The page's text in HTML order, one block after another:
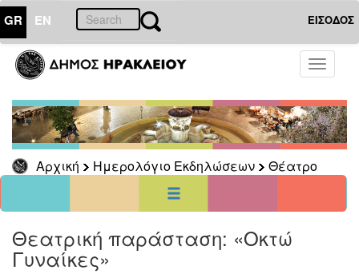
GR EN ΕΙΣΟΔΟΣ
Toggle
Αρχική Ημερολόγιο Εκδηλώσεων Θέατρο
01Αύγουστος
2024
Κυρ Δευ Τρι Τετ Πεμ Παρ Σαβ
1 2
3
4
11
12 13 14 15 16
17
24
ΗΜΕΡΟΛΟΓΙΟ
ΕΚΔΗΛΩΣΕΩΝ
Θεατρική παράσταση: «Οκτώ
Γυναίκες»